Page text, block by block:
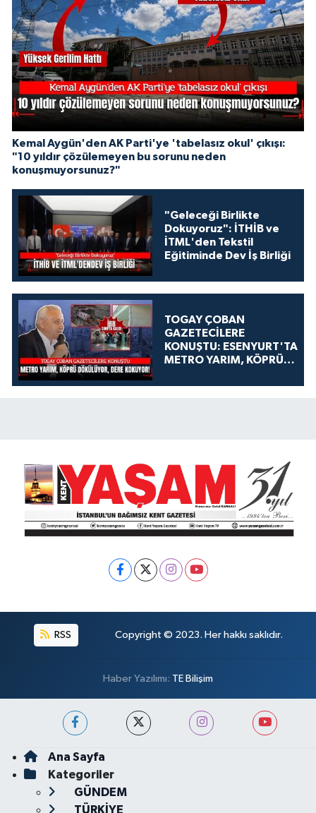
Kemal Aygün'den AK Parti'ye 'tabelasız okul' çıkışı:
"10 yıldır çözülemeyen bu sorunu neden
konuşmuyorsunuz?"
"Geleceği Birlikte
Dokuyoruz": İTHİB ve
İTML'den Tekstil
Eğitiminde Dev İş Birliği
TOGAY ÇOBAN
GAZETECİLERE
KONUŞTU: ESENYURT'TA
METRO YARIM, KÖPRÜ
KOKUYOR!
RSS Copyright © 2023. Her hakkı saklıdır.
Haber Yazılımı: TE Bilişim
Ana Sayfa
Kategoriler
GÜNDEM
TÜRKİYE